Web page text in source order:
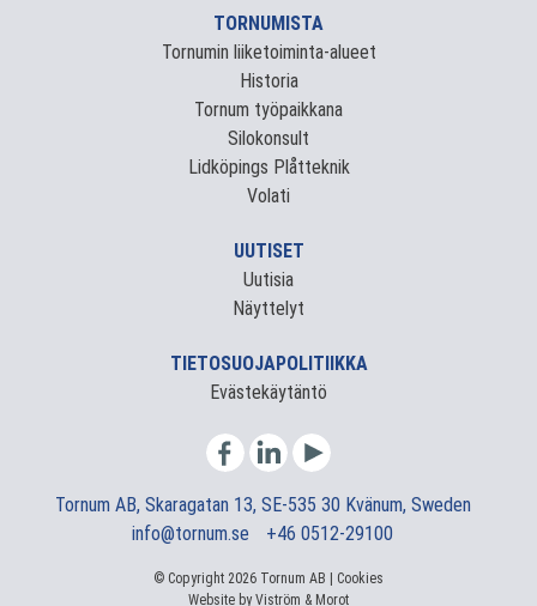
TORNUMISTA
Tornumin liiketoiminta-alueet
Historia
Tornum työpaikkana
Silokonsult
Lidköpings Plåtteknik
Volati
UUTISET
Uutisia
Näyttelyt
TIETOSUOJAPOLITIIKKA
Evästekäytäntö
Tornum AB, Skaragatan 13, SE-535 30 Kvänum, Sweden
info@tornum.se
+46 0512-29100
© Copyright 2026 Tornum AB | Cookies
Website by Viström & Morot